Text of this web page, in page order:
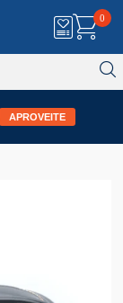
0
APROVEITE